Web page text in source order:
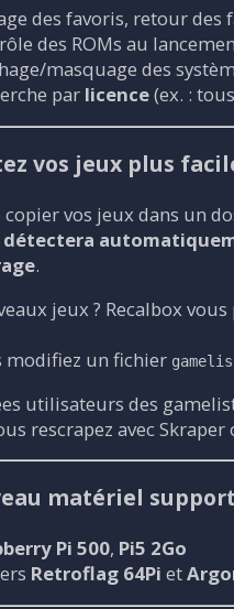
des favoris, retour des
des ROMs au
masquage des
par licence(ex. :
vos jeux plus
vos jeux dans un
détectera
.
jeux ? Recalbox
modifiez un fichier
utilisateurs des
rescrapez avec
matériel
Pi 500, Pi5 2Go
Retroflag 64Pi et